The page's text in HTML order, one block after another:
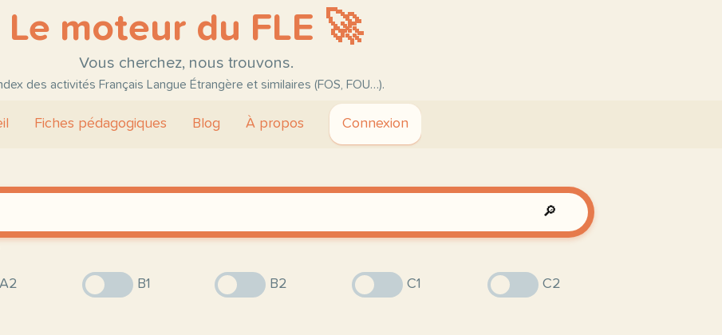
Le moteur du FLE 🚀
Vous cherchez, nous trouvons.
des activités Français Langue Étrangère et similaires (FOS, FOU…).
Fiches pédagogiques Blog À propos Connexion
🔎
B1 B2 C1 C2